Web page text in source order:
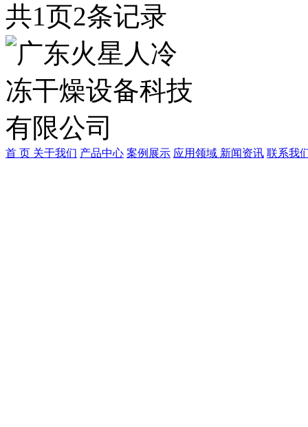
共1页2条记录
首 页 关于我们 产品中心 案例展示 应用领域 新闻资讯 联系我